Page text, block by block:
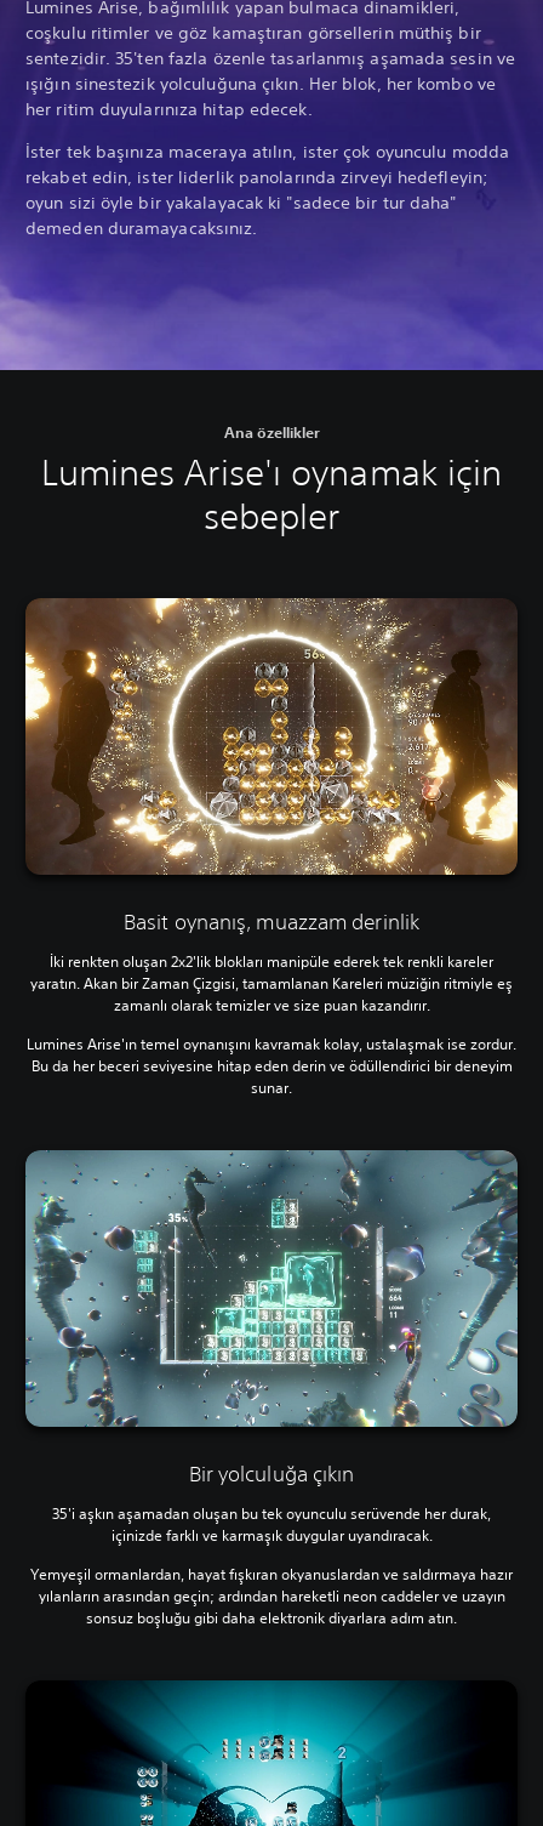
Lumines Arise, bağımlılık yapan bulmaca dinamikleri,
coşkulu ritimler ve göz kamaştıran görsellerin müthiş bir
sentezidir. 35'ten fazla özenle tasarlanmış aşamada sesin ve
ışığın sinestezik yolculuğuna çıkın. Her blok, her kombo ve
her ritim duyularınıza hitap edecek.
İster tek başınıza maceraya atılın, ister çok oyunculu modda
rekabet edin, ister liderlik panolarında zirveyi hedefleyin;
oyun sizi öyle bir yakalayacak ki "sadece bir tur daha"
demeden duramayacaksınız.
Ana özellikler
Lumines Arise'ı oynamak için
sebepler
Basit oynanış, muazzam derinlik
İki renkten oluşan 2x2'lik blokları manipüle ederek tek renkli kareler
yaratın. Akan bir Zaman Çizgisi, tamamlanan Kareleri müziğin ritmiyle eş
zamanlı olarak temizler ve size puan kazandırır.
Lumines Arise'ın temel oynanışını kavramak kolay, ustalaşmak ise zordur.
Bu da her beceri seviyesine hitap eden derin ve ödüllendirici bir deneyim
sunar.
Bir yolculuğa çıkın
35'i aşkın aşamadan oluşan bu tek oyunculu serüvende her durak,
içinizde farklı ve karmaşık duygular uyandıracak.
Yemyeşil ormanlardan, hayat fışkıran okyanuslardan ve saldırmaya hazır
yılanların arasından geçin; ardından hareketli neon caddeler ve uzayın
sonsuz boşluğu gibi daha elektronik diyarlara adım atın.